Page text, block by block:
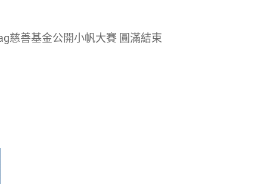
慈善基金公開小帆大賽 圓滿結束